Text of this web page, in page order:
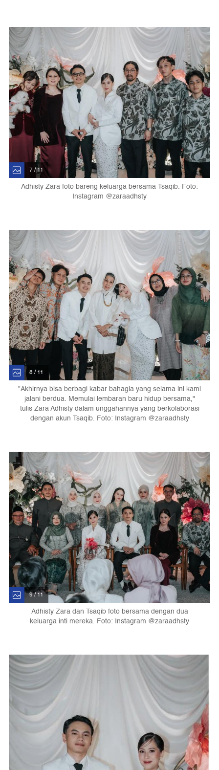
7 / 11
Adhisty Zara foto bareng keluarga bersama Tsaqib. Foto:
Instagram @zaraadhsty
8 / 11
"Akhirnya bisa berbagi kabar bahagia yang selama ini kami
jalani berdua. Memulai lembaran baru hidup bersama,"
tulis Zara Adhisty dalam unggahannya yang berkolaborasi
dengan akun Tsaqib. Foto: Instagram @zaraadhsty
9 / 11
Adhisty Zara dan Tsaqib foto bersama dengan dua
keluarga inti mereka. Foto: Instagram @zaraadhsty